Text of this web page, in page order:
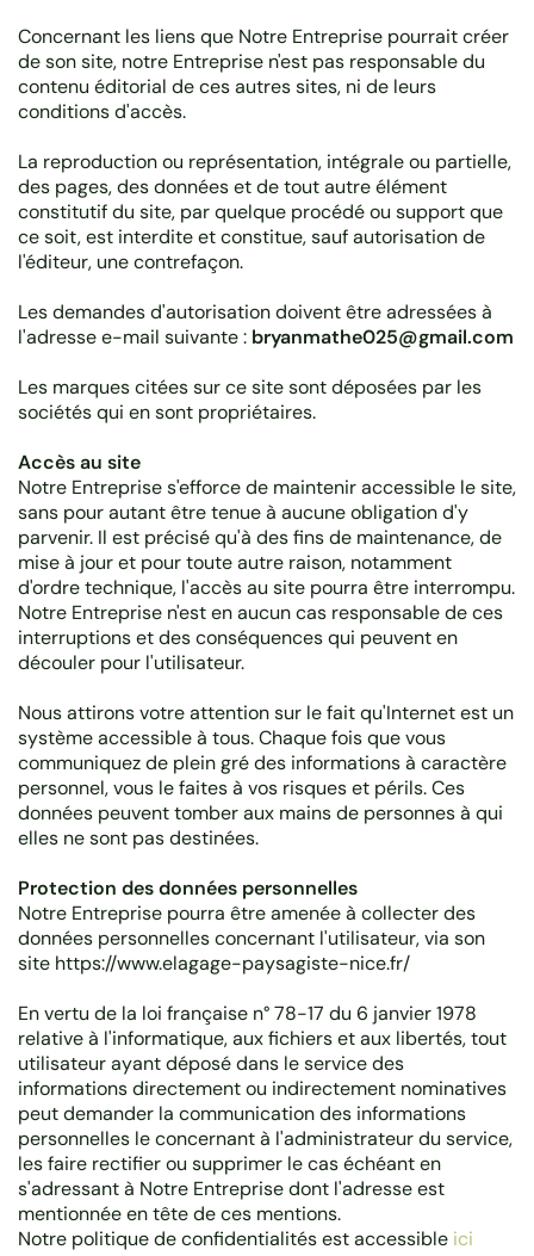
Concernant les liens que Notre Entreprise pourrait créer
de son site, notre Entreprise n'est pas responsable du
contenu éditorial de ces autres sites, ni de leurs
conditions d'accès.
La reproduction ou représentation, intégrale ou partielle,
des pages, des données et de tout autre élément
constitutif du site, par quelque procédé ou support que
ce soit, est interdite et constitue, sauf autorisation de
l'éditeur, une contrefaçon.
Les demandes d'autorisation doivent être adressées à
l'adresse e-mail suivante : bryanmathe025@gmail.com
Les marques citées sur ce site sont déposées par les
sociétés qui en sont propriétaires.
Accès au site
Notre Entreprise s'efforce de maintenir accessible le site,
sans pour autant être tenue à aucune obligation d'y
parvenir. Il est précisé qu'à des fins de maintenance, de
mise à jour et pour toute autre raison, notamment
d'ordre technique, l'accès au site pourra être interrompu.
Notre Entreprise n'est en aucun cas responsable de ces
interruptions et des conséquences qui peuvent en
découler pour l'utilisateur.
Nous attirons votre attention sur le fait qu'Internet est un
système accessible à tous. Chaque fois que vous
communiquez de plein gré des informations à caractère
personnel, vous le faites à vos risques et périls. Ces
données peuvent tomber aux mains de personnes à qui
elles ne sont pas destinées.
Protection des données personnelles
Notre Entreprise pourra être amenée à collecter des
données personnelles concernant l'utilisateur, via son
site https://www.elagage-paysagiste-nice.fr/
En vertu de la loi française n° 78-17 du 6 janvier 1978
relative à l'informatique, aux fichiers et aux libertés, tout
utilisateur ayant déposé dans le service des
informations directement ou indirectement nominatives
peut demander la communication des informations
personnelles le concernant à l'administrateur du service,
les faire rectifier ou supprimer le cas échéant en
s'adressant à Notre Entreprise dont l'adresse est
mentionnée en tête de ces mentions.
Notre politique de confidentialités est accessible ici